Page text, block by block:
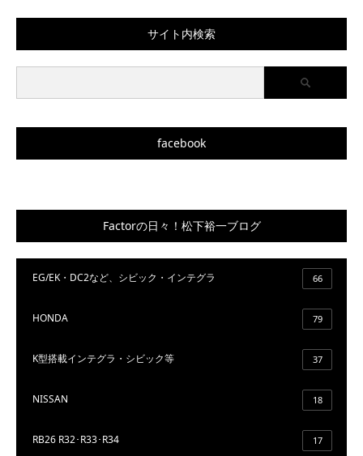
サイト内検索
facebook
Factorの日々！松下裕一ブログ
EG/EK・DC2など、シビック・インテグラ 66
HONDA 79
K型搭載インテグラ・シビック等 37
NISSAN 18
RB26 R32･R33･R34 17